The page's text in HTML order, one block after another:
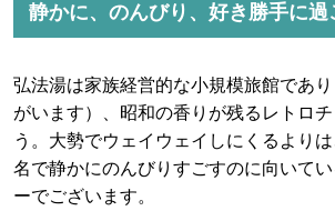
静かに、のんびり、好き勝手に過
弘法湯は家族経営的な小規模旅館であ
がいます）、昭和の香りが残るレトロ
う。大勢でウェイウェイしにくるより
名で静かにのんびりすごすのに向いて
ーでございます。